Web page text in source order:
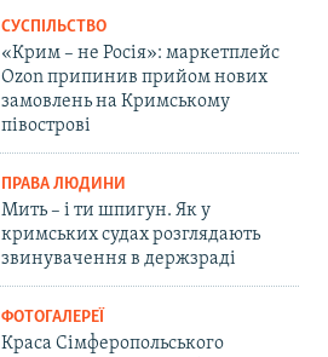
СУСПІЛЬСТВО
«Крим – не Росія»: маркетплейс
Ozon припинив прийом нових
замовлень на Кримському
півострові
ПРАВА ЛЮДИНИ
Мить – і ти шпигун. Як у
кримських судах розглядають
звинувачення в держзраді
ФОТОГАЛЕРЕЇ
Краса Сімферопольського